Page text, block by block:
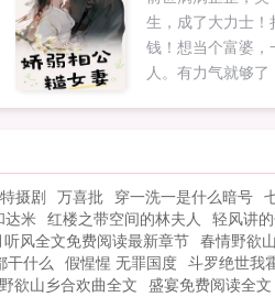
何。在跌跌撞撞的
生，成了大力士
钱！想当个富婆
人。有力气就够
摄剧 万喜批 穿一洗一是什么暗号
达米 红楼之带空间的林夫人 轻风讲
听风全文免费阅读最新章节 春情野欲
干什么 假惺惺 无罪国度 斗罗绝世我
欲山乡合欢曲全文 盛宴免费阅读全文